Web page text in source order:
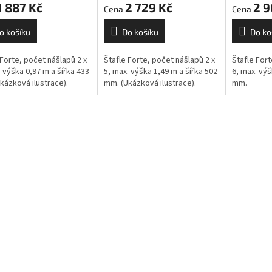
887 Kč
košíku
počet nášlapů 2 x
výška 0,97 m a šířka 433
ilustrace).
2 729 Kč
Do košíku
Štafle Forte, počet nášlapů 2 x
5, max. výška 1,49 m a šířka 502
mm. (Ukázková ilustrace).
2
Do
Štafle
6, max.
mm.